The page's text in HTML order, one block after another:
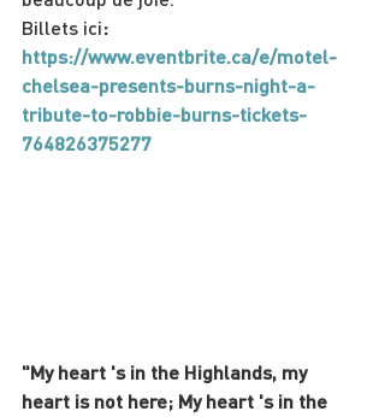
Billets ici:
https://www.eventbrite.ca/e/motel-
chelsea-presents-burns-night-a-
tribute-to-robbie-burns-tickets-
764826375277
"My heart 's in the Highlands, my
heart is not here; My heart 's in the